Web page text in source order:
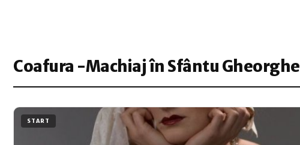
Coafura -Machiaj în Sfântu Gheorghe
START